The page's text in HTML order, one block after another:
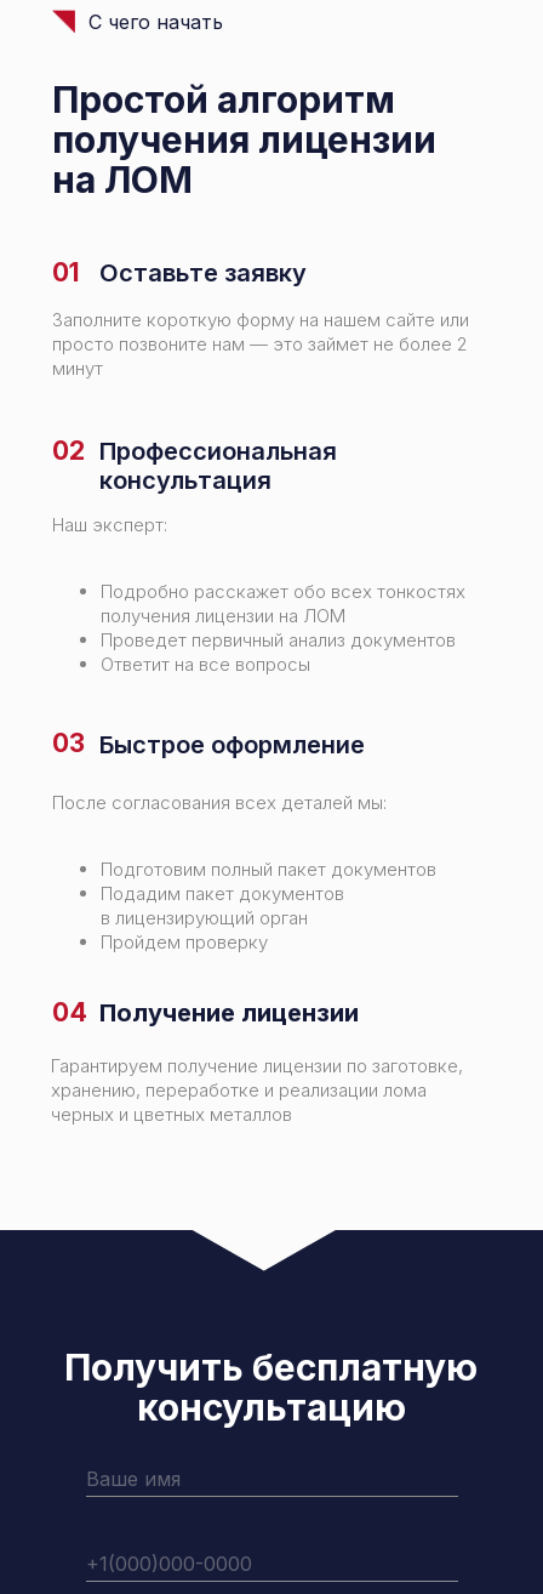
С чего начать
Простой алгоритм
получения лицензии
на ЛОМ
04 Получение лицензии
Гарантируем получение лицензии по заготовке,
хранению, переработке и реализации лома
черных и цветных металлов
03 Быстрое оформление
После согласования всех деталей мы:
Подготовим полный пакет документов
Подадим пакет документов
в лицензирующий орган
Пройдем проверку
02 Профессиональная
консультация
Наш эксперт:
Подробно расскажет обо всех тонкостях
получения лицензии на ЛОМ
Проведет первичный анализ документов
Ответит на все вопросы
01 Оставьте заявку
Заполните короткую форму на нашем сайте или
просто позвоните нам — это займет не более 2
минут
Получить бесплатную
консультацию